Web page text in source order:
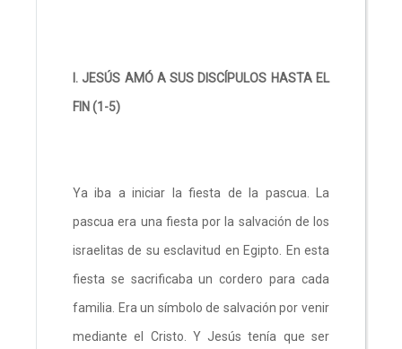
I. JESÚS AMÓ A SUS DISCÍPULOS HASTA EL
FIN (1-5)
Ya iba a iniciar la fiesta de la pascua. La
pascua era una fiesta por la salvación de los
israelitas de su esclavitud en Egipto. En esta
fiesta se sacrificaba un cordero para cada
familia. Era un símbolo de salvación por venir
mediante el Cristo. Y Jesús tenía que ser